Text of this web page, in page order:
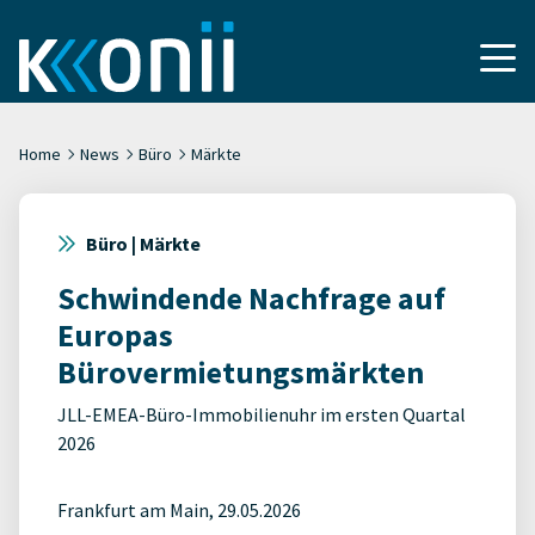
Home News Büro Märkte
Büro | Märkte
Schwindende Nachfrage auf
Europas
Bürovermietungsmärkten
JLL-EMEA-Büro-Immobilienuhr im ersten Quartal
2026
Frankfurt am Main, 29.05.2026